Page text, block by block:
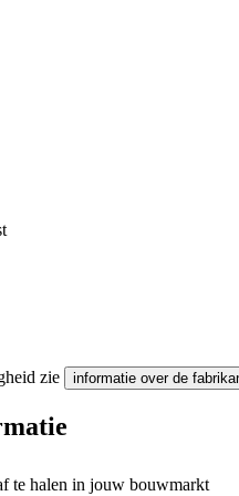
zie informatie over de
te halen in jouw bouwmarkt